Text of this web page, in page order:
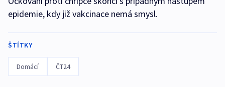
epidemie, kdy již vakcinace nemá smysl.
ŠTÍTKY
Domácí ČT24